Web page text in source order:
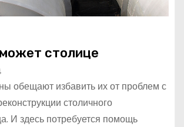
столице
обещают избавить их от проблем с
столичного
И здесь потребуется помощь